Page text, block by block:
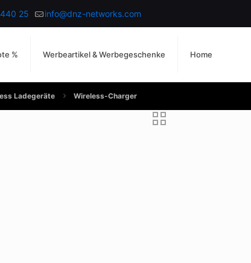
25 info@dnz-networks.com
% Werbeartikel & Werbegeschenke Home
Ladegeräte Wireless-Charger